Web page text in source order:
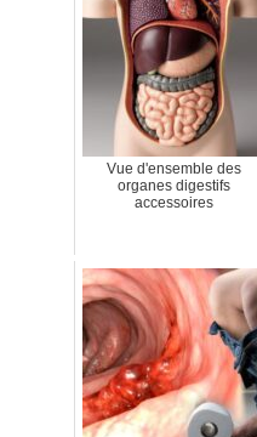
Vue d'ensemble des
organes digestifs
accessoires